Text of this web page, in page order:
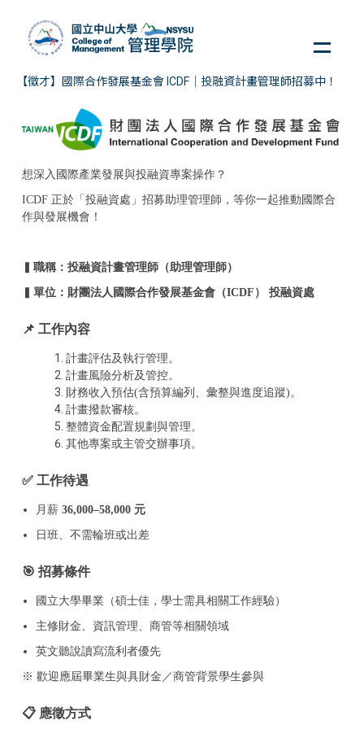
【徵才】國際合作發展基金會 ICDF｜投融資計畫管理師招募中！
想深入國際產業發展與投融資專案操作？
ICDF 正於「投融資處」招募助理管理師，等你一起推動國際合
作與發展機會！
▍ 職稱：投融資計畫管理師（助理管理師）
▍ 單位 ： 財團法人國際合作發展基金會（ICDF） 投融資處
📌 工作內容
計畫評估及執行管理。
計畫風險分析及管控。
財務收入預估(含預算編列、彙整與進度追蹤)。
計畫撥款審核。
整體資金配置規劃與管理。
其他專案或主管交辦事項。
✅ 工作待遇
月薪 36,000–58,000 元
日班、不需輪班或出差
🎯 招募條件
國立大學畢業（碩士佳，學士需具相關工作經驗）
主修財金、資訊管理、商管等相關領域
英文聽說讀寫流利者優先
※ 歡迎應屆畢業生與具財金／商管背景學生參與
📋 應徵方式